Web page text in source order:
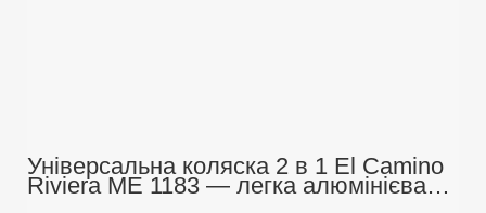
Універсальна коляска 2 в 1 El Camino
Riviera ME 1183 — легка алюмінієва